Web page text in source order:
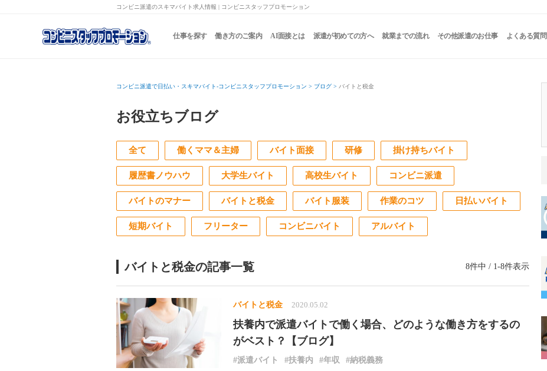
コンビニ派遣のスキマバイト求人情報 | コンビニスタッフプロモーション
仕事を探す 働き方のご案内 AI面接とは 派遣が初めての方へ 就業までの流れ その他派遣のお仕事 よくある質問
コンビニ派遣で日払い・スキマバイト-コンビニスタッフプロモーション > ブログ > バイトと税金
お役立ちブログ
全て 働くママ＆主婦 バイト面接 研修 掛け持ちバイト
履歴書ノウハウ 大学生バイト 高校生バイト コンビニ派遣
バイトのマナー バイトと税金 バイト服装 作業のコツ 日払いバイト
短期バイト フリーター コンビニバイト アルバイト
バイトと税金の記事一覧 8件中 / 1-8件表示
バイトと税金 2020.05.02
扶養内で派遣バイトで働く場合、どのような働き方をするの
がベスト？【ブログ】
#派遣バイト #扶養内 #年収 #納税義務